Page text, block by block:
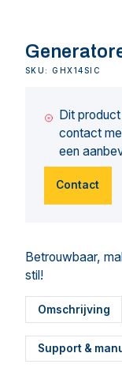
SKU: GHX14SIC
Dit
contact
een
Contact
Betrouwbaar,
stil!
Omschrijving
Support &